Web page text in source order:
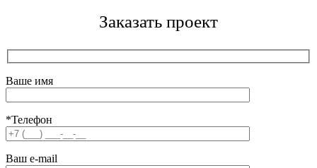
Заказать проект
Ваше имя
*Телефон
Ваш e-mail